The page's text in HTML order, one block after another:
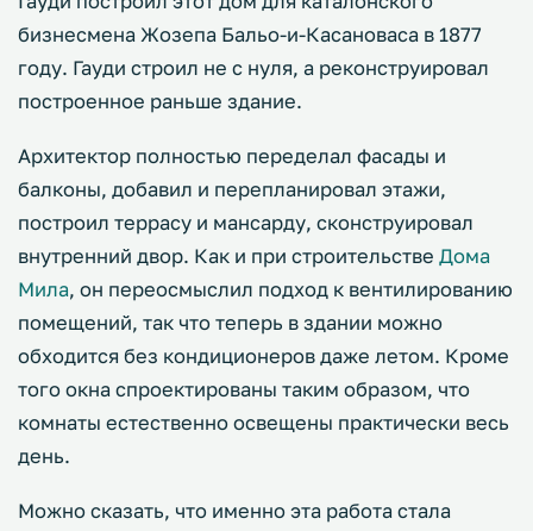
бизнесмена Жозепа Бальо-и-Касановаса в 1877
году. Гауди строил не с нуля, а реконструировал
построенное раньше здание.
Архитектор полностью переделал фасады и
балконы, добавил и перепланировал этажи,
построил террасу и мансарду, сконструировал
внутренний двор. Как и при строительстве Дома
Мила, он переосмыслил подход к вентилированию
помещений, так что теперь в здании можно
обходится без кондиционеров даже летом. Кроме
того окна спроектированы таким образом, что
комнаты естественно освещены практически весь
день.
Можно сказать, что именно эта работа стала